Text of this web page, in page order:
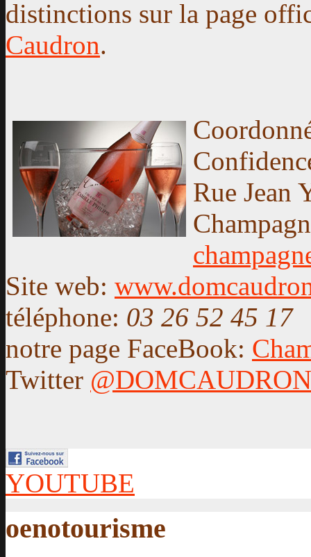
distinctions sur la page
Caudron.
Rue Jean
Site web:
téléphone: 03 26 52 45 17
notre page FaceBook:
Twitter @DOMCAUDRON
YOUTUBE
oenotourisme